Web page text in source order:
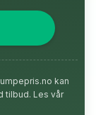
kan
tilbud. Les vår